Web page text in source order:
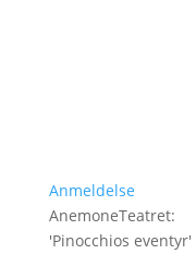
Anmeldelse
AnemoneTeatret:
'Pinocchios eventyr'